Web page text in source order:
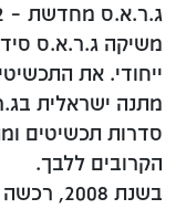
משיקה ג.ר.א.ס
ייחודי. את
מתנה ישראלית
סדרות תכשיטים
הקרובים ללבך.
בשנת